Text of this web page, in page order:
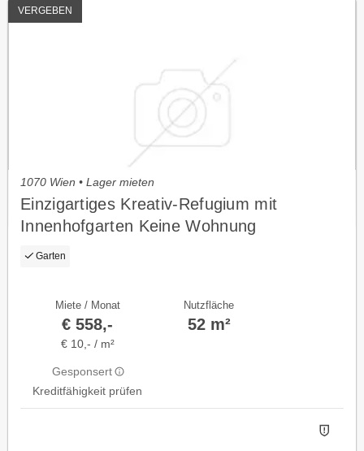
VERGEBEN
1070 Wien • Lager mieten
Einzigartiges Kreativ-Refugium mit
Innenhofgarten Keine Wohnung
Garten
Miete / Monat
€ 558,-
€ 10,- / m²
Gesponsert
Kreditfähigkeit prüfen
Nutzfläche
52 m²